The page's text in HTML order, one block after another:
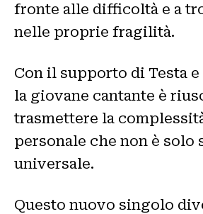
fronte alle difficoltà e a
nelle proprie fragilità.
Con il supporto di Testa
la giovane cantante è
trasmettere la
personale che non è solo
universale.
Questo nuovo singolo